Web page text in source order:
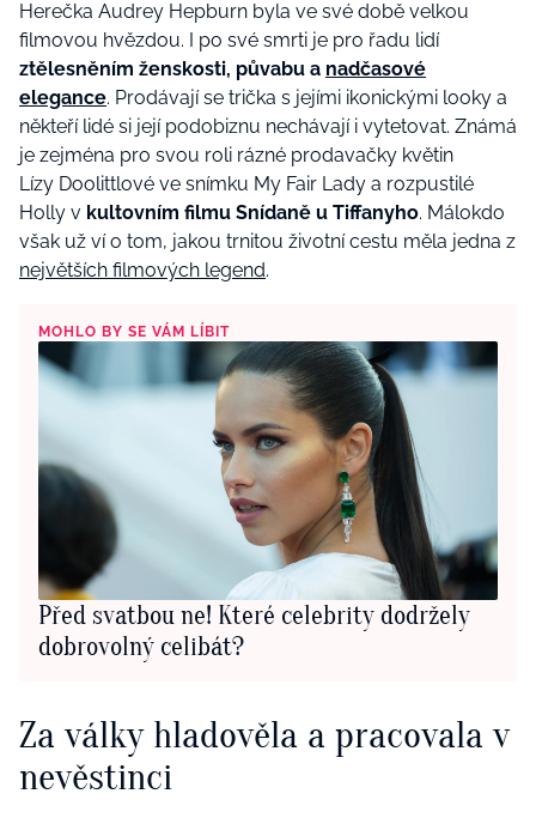
Herečka Audrey Hepburn byla ve své době velkou
filmovou hvězdou. I po své smrti je pro řadu lidí
ztělesněním ženskosti, půvabu a nadčasové
elegance. Prodávají se trička s jejími ikonickými looky a
někteří lidé si její podobiznu nechávají i vytetovat. Známá
je zejména pro svou roli rázné prodavačky květin
Lízy Doolittlové ve snímku My Fair Lady a rozpustilé
Holly v kultovním filmu Snídaně u Tiffanyho. Málokdo
však už ví o tom, jakou trnitou životní cestu měla jedna z
největších filmových legend.
MOHLO BY SE VÁM LÍBIT
Před svatbou ne! Které celebrity dodržely
dobrovolný celibát?
Za války hladověla a pracovala v
nevěstinci